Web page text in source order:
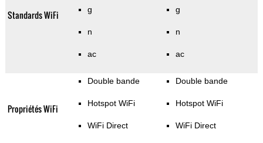
Standards WiFi g
n
ac
g
n
ac
Propriétés WiFi
Double bande
Hotspot WiFi
WiFi Direct
Double bande
Hotspot WiFi
WiFi Direct